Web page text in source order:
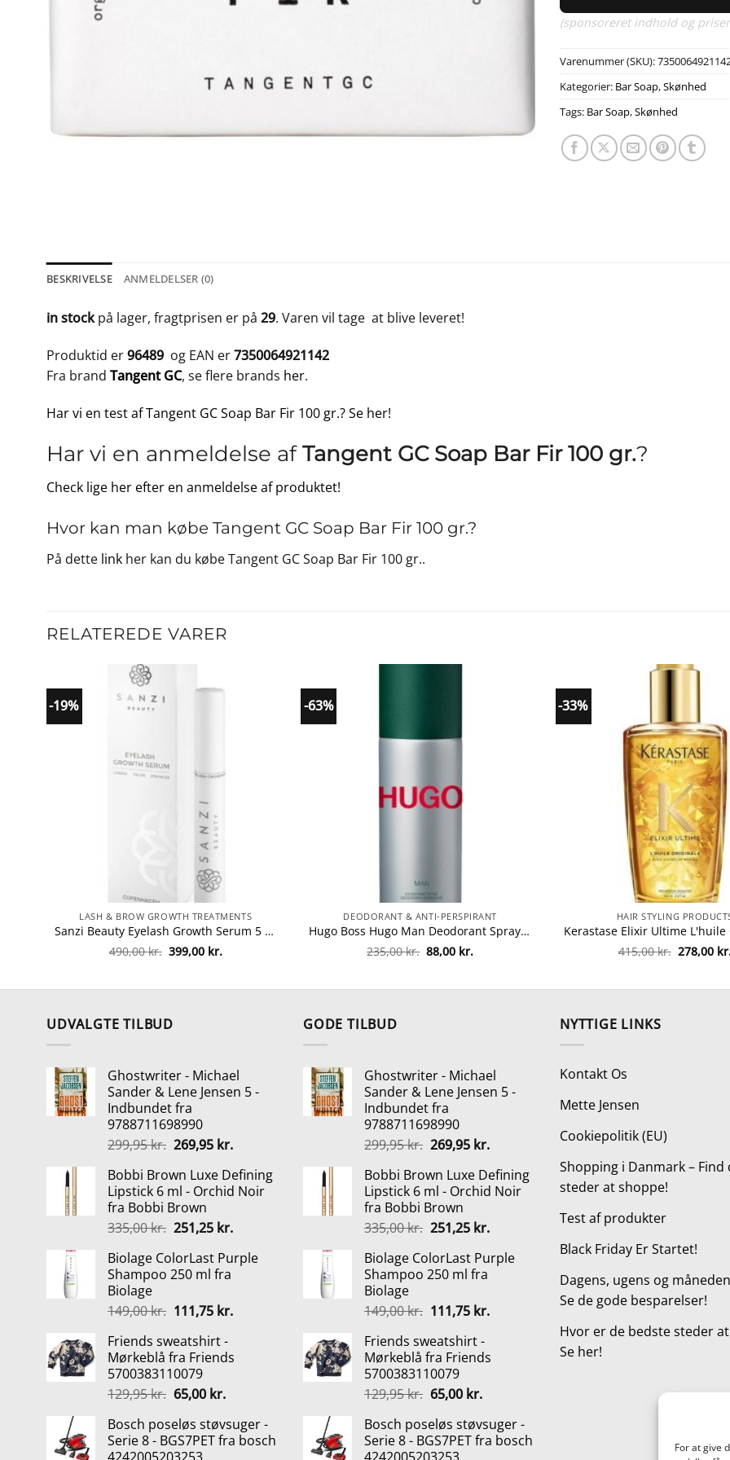
For at give
(sponsoreret indhold og
Varenummer (SKU):
Kategorier: Bar Soap,Skønhed
Tags: Bar Soap,Skønhed
BESKRIVELSE ANMELDELSER (0)
in stockpå lager, fragtprisen er på 29. Varen vil tage at blive leveret!
Produktid er96489 og EAN er7350064921142
Fra brand Tangent GC, se flere brands her.
Har vi en test af Tangent GC Soap Bar Fir 100 gr.? Se her!
Har vi en anmeldelse afTangent GC Soap Bar Fir 100 gr.?
Check lige her efter en anmeldelse af produktet!
Hvor kan man købe Tangent GC Soap Bar Fir 100 gr.?
På dette link her kan du købe Tangent GC Soap Bar Fir 100 gr..
RELATEREDE VARER
-19%
LASH & BROW GROWTH TREATMENTS
Sanzi Beauty Eyelash Growth Serum 5 ml fra Sanzi Beauty
490,00kr. Den
oprindelige
399,00 kr.Den
-63%
DEODORANT & ANTI-PERSPIRANT
Hugo Boss Hugo Man Deodorant Spray 150 ml fra Hugo Boss
235,00kr. Den
oprindelige
88,00 kr.
-33%
HAIR STYLING
415,00kr. Den
278,00
UDVALGTE TILBUD
Ghostwriter - Michael
Sander & Lene Jensen 5 -
Indbundet fra
9788711698990
299,95kr. Den
pris
var:
299,95 kr..
269,95 kr.Den
pris
er:
Bobbi Brown Luxe Defining
Lipstick 6 ml - Orchid Noir
fra Bobbi Brown
335,00kr. Den
pris
var:
251,25 kr.Den
pris
Biolage ColorLast Purple
Shampoo 250 ml fra
Biolage
149,00kr. Den
pris
var:
149,00 kr..
111,75 kr.Den
er:
Friends sweatshirt -
Mørkeblå fra Friends
5700383110079
129,95kr. Den
pris
var:
65,00 kr.Den
pris
er:
Bosch poseløs støvsuger -
Serie 8 - BGS7PET fra bosch
GODE TILBUD
Ghostwriter - Michael
Sander & Lene Jensen 5 -
Indbundet fra
9788711698990
299,95kr. Den
pris
var:
299,95 kr..
269,95 kr.Den
pris
er:
Bobbi Brown Luxe Defining
Lipstick 6 ml - Orchid Noir
fra Bobbi Brown
335,00kr. Den
pris
var:
251,25 kr.Den
pris
Biolage ColorLast Purple
Shampoo 250 ml fra
Biolage
149,00kr. Den
pris
var:
149,00 kr..
111,75 kr.Den
er:
Friends sweatshirt -
Mørkeblå fra Friends
5700383110079
129,95kr. Den
pris
var:
65,00 kr.Den
pris
er:
Bosch poseløs støvsuger -
Serie 8 - BGS7PET fra bosch
NYTTIGE LINKS
Kontakt Os
Mette Jensen
Cookiepolitik (EU)
Shopping i Danmark – Find
steder at shoppe!
Test af produkter
Black Friday Er Startet!
Dagens, ugens og
Se de gode besparelser!
Hvor er de bedste steder
Se her!